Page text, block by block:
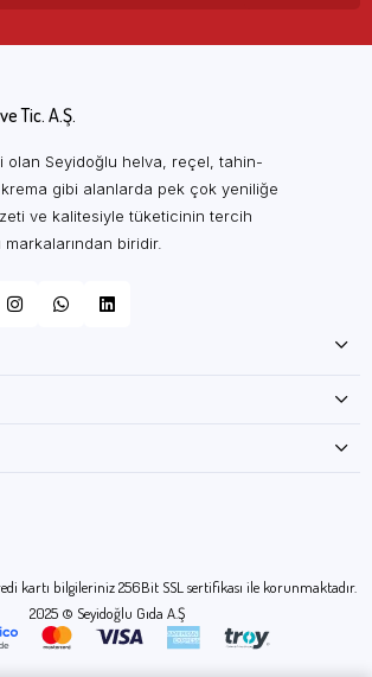
Tic. A.Ş.
olan Seyidoğlu helva, reçel, tahin-
gibi alanlarda pek çok yeniliğe
ve kalitesiyle tüketicinin tercih
biridir.
kartı bilgileriniz 256Bit SSL sertifikası ile korunmaktadır.
2025 © Seyidoğlu Gıda A.Ş